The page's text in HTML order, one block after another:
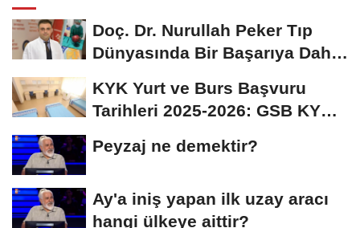
Doç. Dr. Nurullah Peker Tıp
Dünyasında Bir Başarıya Daha
KYK Yurt ve Burs Başvuru
Tarihleri 2025-2026: GSB KYK
Peyzaj ne demektir?
Ay'a iniş yapan ilk uzay aracı
hangi ülkeye aittir?